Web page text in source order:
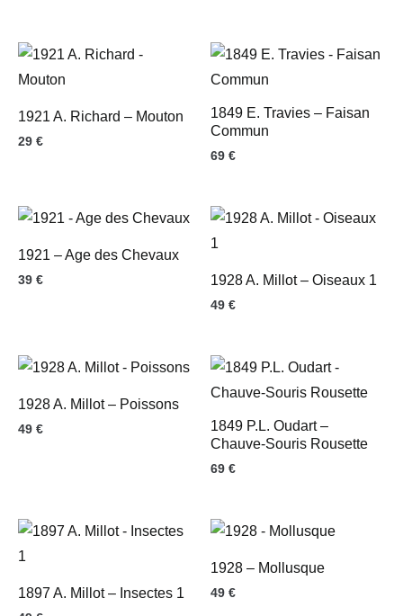
1921 A. Richard – Mouton
29 €
1849 E. Travies – Faisan
Commun
69 €
1921 – Age des Chevaux
39 € 1928 A. Millot – Oiseaux 1
49 €
1928 A. Millot – Poissons
49 €
1849 P.L. Oudart –
Chauve-Souris Rousette
69 €
1897 A. Millot – Insectes 1
1928 – Mollusque
49 €